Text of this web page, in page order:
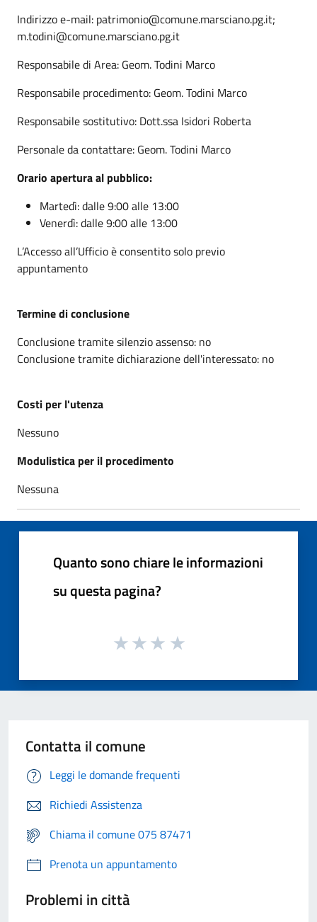
Indirizzo e-mail: patrimonio@comune.marsciano.pg.it;
m.todini@comune.marsciano.pg.it
Responsabile di Area: Geom. Todini Marco
Responsabile procedimento: Geom. Todini Marco
Responsabile sostitutivo: Dott.ssa Isidori Roberta
Personale da contattare: Geom. Todini Marco
Orario apertura al pubblico:
Martedì: dalle 9:00 alle 13:00
Venerdì: dalle 9:00 alle 13:00
L’Accesso all’Ufficio è consentito solo previo
appuntamento
Termine di conclusione
Conclusione tramite silenzio assenso: no
Conclusione tramite dichiarazione dell'interessato: no
Costi per l'utenza
Nessuno
Modulistica per il procedimento
Nessuna
Quanto sono chiare le informazioni
su questa pagina?
Contatta il comune
Leggi le domande frequenti
Richiedi Assistenza
Chiama il comune 075 87471
Prenota un appuntamento
Problemi in città